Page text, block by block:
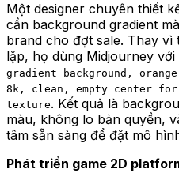
Một designer chuyên thiết
cần background gradient
brand cho đợt sale. Thay
lặp, họ dùng Midjourney với
gradient background,
8k, clean, empty center
texture. Kết quả là
màu, không lo bản quyền,
tâm sẵn sàng để đặt mô
Phát triển game 2D